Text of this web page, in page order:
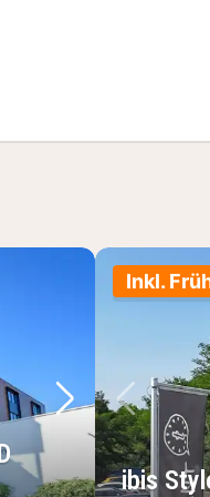
Nächstes Bild
Inkl.
ibis